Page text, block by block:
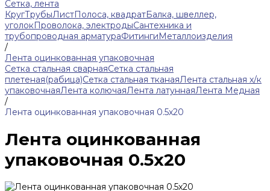
Сетка, лента
КругТрубыЛистПолоса, квадратБалка, швеллер,
уголокПроволока, электродыСантехника и
трубопроводная арматураФитингиМеталлоизделия
/
Лента оцинкованная упаковочная
Сетка стальная сварнаяСетка стальная
плетеная(рабица)Сетка стальная тканаяЛента стальная х/к
упаковочнаяЛента колючаяЛента латуннаяЛента Медная
/
Лента оцинкованная упаковочная 0.5х20
Лента оцинкованная
упаковочная 0.5х20